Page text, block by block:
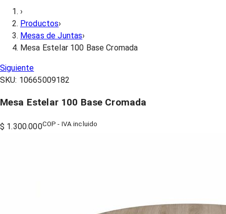
›
Productos›
Mesas de Juntas›
Mesa Estelar 100 Base Cromada
Siguiente
SKU: 10665009182
Mesa Estelar 100 Base Cromada
$ 1.300.000COP - IVA incluido